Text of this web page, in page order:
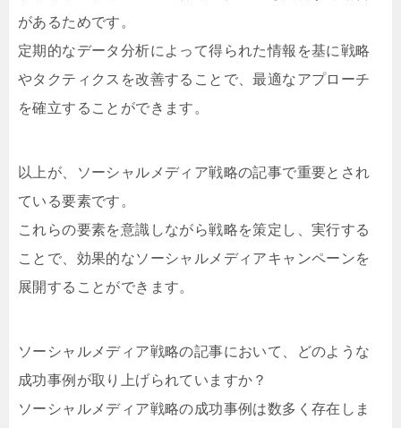
があるためです。
定期的なデータ分析によって得られた情報を基に戦略
やタクティクスを改善することで、最適なアプローチ
を確立することができます。
以上が、ソーシャルメディア戦略の記事で重要とされ
ている要素です。
これらの要素を意識しながら戦略を策定し、実行する
ことで、効果的なソーシャルメディアキャンペーンを
展開することができます。
ソーシャルメディア戦略の記事において、どのような
成功事例が取り上げられていますか？
ソーシャルメディア戦略の成功事例は数多く存在しま